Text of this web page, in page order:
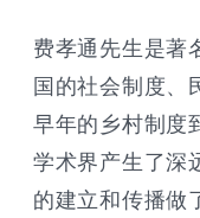
费孝通先生是著
国的社会制度、
早年的乡村制度
学术界产生了深
的建立和传播做